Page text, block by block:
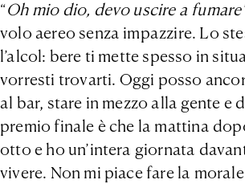
“Oh mio dio, devo uscire a
volo aereo senza impazzire. Lo
l’alcol: bere ti mette spesso in
vorresti trovarti. Oggi posso
al bar, stare in mezzo alla gente e
premio finale è che la mattina
otto e ho un’intera giornata
vivere. Non mi piace fare la